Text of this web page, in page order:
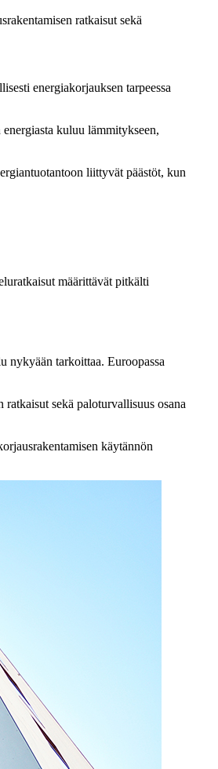
ratkaisut sekä
energiakorjauksen tarpeessa
kuluu lämmitykseen,
liittyvät päästöt, kun
määrittävät pitkälti
nykyään tarkoittaa. Euroopassa
sekä paloturvallisuus osana
käytännön